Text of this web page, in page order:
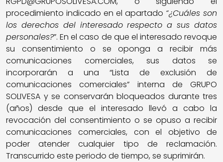
procedimiento indicado en el apartado “¿Cuáles son
los derechos del interesado respecto a sus datos
personales?”. En el caso de que el interesado revoque
su consentimiento o se oponga a recibir más
comunicaciones comerciales, sus datos se
incorporarán a una “Lista de exclusión de
comunicaciones comerciales” interna de GRUPO
SOLIVESA y se conservarán bloqueados durante tres
(años) desde que el interesado llevó a cabo la
revocación del consentimiento o se opuso a recibir
comunicaciones comerciales, con el objetivo de
poder atender cualquier tipo de reclamación.
Transcurrido este periodo de tiempo, se suprimirán.